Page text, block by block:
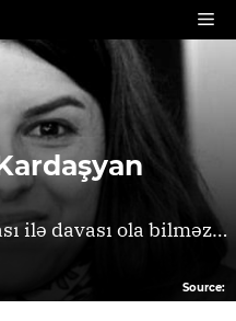
ilə davası ola bilməz…
Source: